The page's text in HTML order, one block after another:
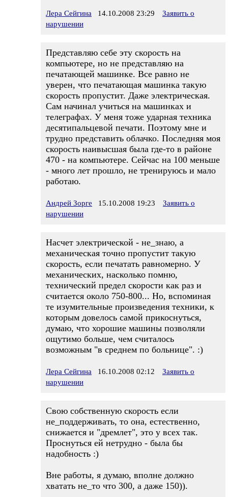
Лера Сейгина 14.10.2008 23:29
Заявить о
нарушении
Представляю себе эту скорость на
компьютере, но не представляю на
печатающей машинке. Все равно не
уверен, что печатающая машинка такую
скорость пропустит. Даже электрическая.
Сам начинал учиться на машинках и
телеграфах. У меня тоже ударная техника
десятипальцевой печати. Поэтому мне и
трудно представить облачко. Последняя моя
скорость наивысшая была где-то в районе
470 - на компьютере. Сейчас на 100 меньше
- много лет прошло, не тренируюсь и мало
работаю.
Андрей Зорге 15.10.2008 19:23
Заявить о
нарушении
Насчет электрической - не_знаю, а
механическая точно пропустит такую
скорость, если печатать равномерно. У
механических, насколько помню,
технический предел скорости как раз и
считается около 750-800... Но, вспоминая
те изумительные произведения техники, к
которым довелось самой прикоснуться,
думаю, что хорошие машины позволяли
ощутимо больше, чем считалось
возможным "в среднем по больнице". :)
Лера Сейгина 16.10.2008 02:12
Заявить о
нарушении
Свою собственную скорость если
не_поддерживать, то она, естественно,
снижается и "дремлет", это у всех так.
Проснуться ей нетрудно - была бы
надобность :)
Вне работы, я думаю, вполне должно
хватать не_то что 300, а даже 150)).